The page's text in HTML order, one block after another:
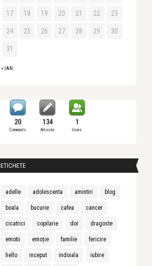
« IAN.
17 18 19 20 21 22 23
24 25 26 27 28 29 30
31
20
Comments
134
Articole
1
Users
ETICHETE
adelle adolescenta amintiri blog
boala bucurie cafea cancer
cicatrici copilarie dor dragoste
emotii emoție familie fericire
hello inceput indoiala iubire